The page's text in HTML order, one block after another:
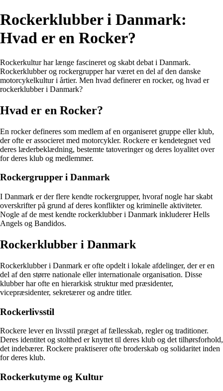
Rockerklubber i Danmark:
Hvad er en Rocker?
Rockerkultur har længe fascineret og skabt debat i Danmark.
Rockerklubber og rockergrupper har været en del af den danske
motorcykelkultur i årtier. Men hvad definerer en rocker, og hvad er
rockerklubber i Danmark?
Hvad er en Rocker?
En rocker defineres som medlem af en organiseret gruppe eller klub,
der ofte er associeret med motorcykler. Rockere er kendetegnet ved
deres læderbeklædning, bestemte tatoveringer og deres loyalitet over
for deres klub og medlemmer.
Rockergrupper i Danmark
I Danmark er der flere kendte rockergrupper, hvoraf nogle har skabt
overskrifter på grund af deres konflikter og kriminelle aktiviteter.
Nogle af de mest kendte rockerklubber i Danmark inkluderer Hells
Angels og Bandidos.
Rockerklubber i Danmark
Rockerklubber i Danmark er ofte opdelt i lokale afdelinger, der er en
del af den større nationale eller internationale organisation. Disse
klubber har ofte en hierarkisk struktur med præsidenter,
vicepræsidenter, sekretærer og andre titler.
Rockerlivsstil
Rockere lever en livsstil præget af fællesskab, regler og traditioner.
Deres identitet og stolthed er knyttet til deres klub og det tilhørsforhold,
det indebærer. Rockere praktiserer ofte broderskab og solidaritet inden
for deres klub.
Rockerkutyme og Kultur